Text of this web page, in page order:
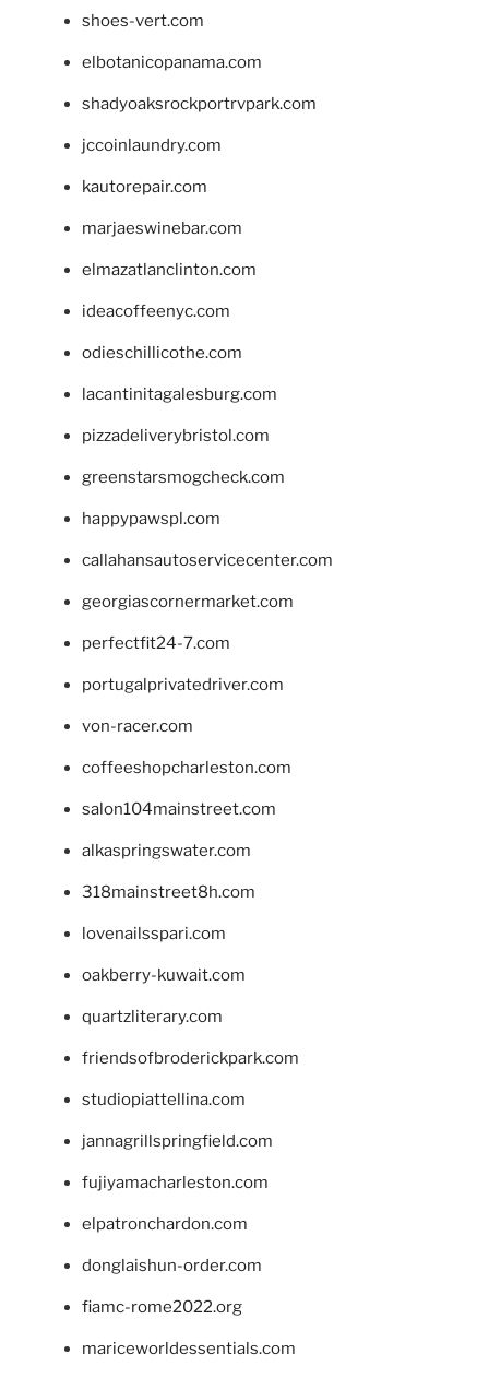
shoes-vert.com
elbotanicopanama.com
shadyoaksrockportrvpark.com
jccoinlaundry.com
kautorepair.com
marjaeswinebar.com
elmazatlanclinton.com
ideacoffeenyc.com
odieschillicothe.com
lacantinitagalesburg.com
pizzadeliverybristol.com
greenstarsmogcheck.com
happypawspl.com
callahansautoservicecenter.com
georgiascornermarket.com
perfectfit24-7.com
portugalprivatedriver.com
von-racer.com
coffeeshopcharleston.com
salon104mainstreet.com
alkaspringswater.com
318mainstreet8h.com
lovenailsspari.com
oakberry-kuwait.com
quartzliterary.com
friendsofbroderickpark.com
studiopiattellina.com
jannagrillspringfield.com
fujiyamacharleston.com
elpatronchardon.com
donglaishun-order.com
fiamc-rome2022.org
mariceworldessentials.com